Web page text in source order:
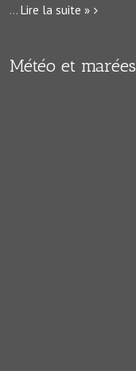
... Lire la suite »
Météo et marées